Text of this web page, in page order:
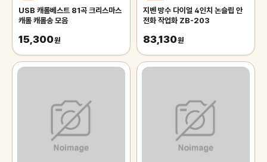
USB 캐롤베스트 81곡 크리스마스
캐롤 캐롤송 모음
15,300원
지벤 방수 다이얼 4인치 논슬립 안
전화 작업화 ZB-203
83,130원